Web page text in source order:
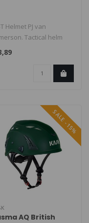
Helmet PJ van
Tactical helm
trainingen en airsoft.
FAST..
SALE -15%
AQ British